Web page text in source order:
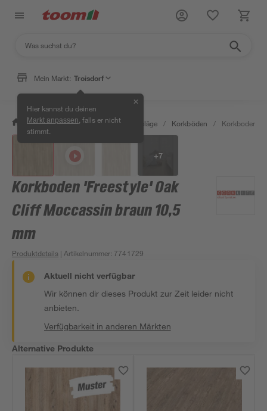
Mein Markt: Troisdorf
Hier kannst du deinen
Markt anpassen , falls er nicht
stimmt.
✕
/ Bauen & Renovieren / Bodenbeläge / Korkböden / Korkboden
+7
Korkboden 'Freestyle' Oak
Cliff Moccassin braun 10,5
mm
Produktdetails | Artikelnummer: 7741729
Aktuell nicht verfügbar
Wir können dir dieses Produkt zur Zeit leider nicht
anbieten.
Verfügbarkeit in anderen Märkten
Alternative Produkte